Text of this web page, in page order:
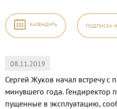
КАЛЕНДАРЬ ПОДПИСКА
08.11.2019
Сергей Жуков начал встречу с
минувшего года. Гендиректор
пущенные в эксплуатацию,